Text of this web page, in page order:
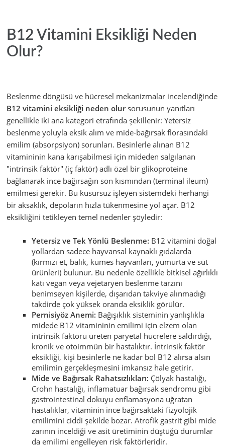
B12 Vitamini Eksikliği Neden
Olur?
Beslenme döngüsü ve hücresel mekanizmalar incelendiğinde
B12 vitamini eksikliği neden olursorusunun yanıtları
genellikle iki ana kategori etrafında şekillenir: Yetersiz
beslenme yoluyla eksik alım ve mide-bağırsak florasındaki
emilim (absorpsiyon) sorunları. Besinlerle alınan B12
vitamininin kana karışabilmesi için mideden salgılanan
"intrinsik faktör" (iç faktör) adlı özel bir glikoproteine
bağlanarak ince bağırsağın son kısmından (terminal ileum)
emilmesi gerekir. Bu kusursuz işleyen sistemdeki herhangi
bir aksaklık, depoların hızla tükenmesine yol açar. B12
eksikliğini tetikleyen temel nedenler şöyledir:
Yetersiz ve Tek Yönlü Beslenme: B12 vitamini doğal
yollardan sadece hayvansal kaynaklı gıdalarda
(kırmızı et, balık, kümes hayvanları, yumurta ve süt
ürünleri) bulunur. Bu nedenle özellikle bitkisel ağırlıklı
katı vegan veya vejetaryen beslenme tarzını
benimseyen kişilerde, dışarıdan takviye alınmadığı
takdirde çok yüksek oranda eksiklik görülür.
Pernisiyöz Anemi: Bağışıklık sisteminin yanlışlıkla
midede B12 vitamininin emilimi için elzem olan
intrinsik faktörü üreten paryetal hücrelere saldırdığı,
kronik ve otoimmün bir hastalıktır. İntrinsik faktör
eksikliği, kişi besinlerle ne kadar bol B12 alırsa alsın
emilimin gerçekleşmesini imkansız hale getirir.
Mide ve Bağırsak Rahatsızlıkları: Çölyak hastalığı,
Crohn hastalığı, inflamatuar bağırsak sendromu gibi
gastrointestinal dokuyu enflamasyona uğratan
hastalıklar, vitaminin ince bağırsaktaki fizyolojik
emilimini ciddi şekilde bozar. Atrofik gastrit gibi mide
zarının inceldiği ve asit üretiminin düştüğü durumlar
da emilimi engelleyen risk faktörleridir.